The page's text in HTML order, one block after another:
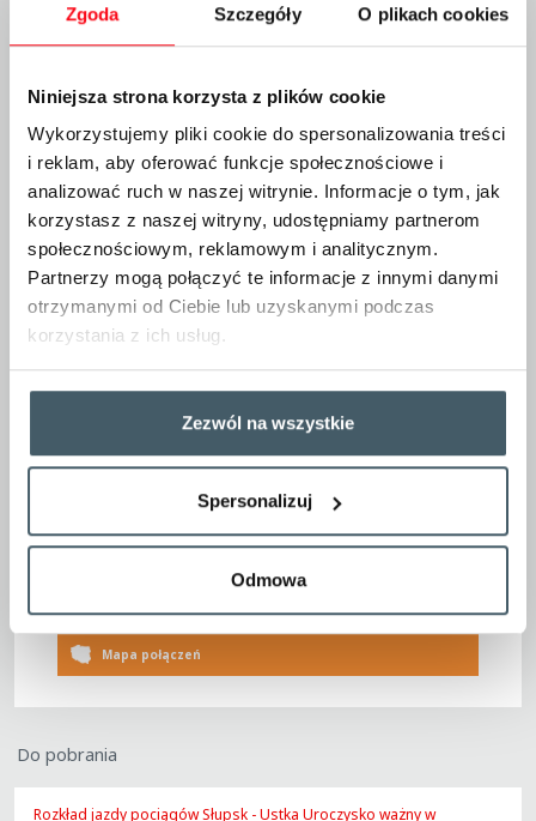
Zgoda Szczegóły O plikach cookies
Niniejsza strona korzysta z plików cookie
Wykorzystujemy pliki cookie do spersonalizowania treści
i reklam, aby oferować funkcje społecznościowe i
analizować ruch w naszej witrynie. Informacje o tym, jak
korzystasz z naszej witryny, udostępniamy partnerom
społecznościowym, reklamowym i analitycznym.
Partnerzy mogą połączyć te informacje z innymi danymi
otrzymanymi od Ciebie lub uzyskanymi podczas
korzystania z ich usług.
Zezwól na wszystkie
Spersonalizuj
Odmowa
80428, 80429, 80434, 80435, 80440, 80441, 80422, 80443
SŁUPSK p.a. -
zatoka ul. Towarowa, przy Straży Pożarnej
SŁUPSK PÓŁNOCNY p.a. -ul. Grunwaldzka SCANIA
STRZELINKO p.a. - przy stacji PKP
GAŁĘZINOWO p.a. - przy stacji PKP
CHARNOWO SŁUPSKIE p.a. -przy stacji PKP
USTKA p.a. – dworzec PKS
W związku z istotnymi zmianami w rozkładzie jazdy
prosimy o dokładne zapoznanie się
z rozkładem jazdy pociągów przed planowaną
podróżą.
Przejazd w autobusach komunikacji zastępczej,
Uwaga! Brak możliwości przewozu rowerów oraz brak
WC w Zastępczej Komunikacji Autobusowej.
Poniżej do pobrania udostępniamy rozkład jazdy z
Inspiracje podróżnicze
Mapa połączeń
Do pobrania
Rozkład jazdy pociągów Słupsk - Ustka Uroczysko ważny w